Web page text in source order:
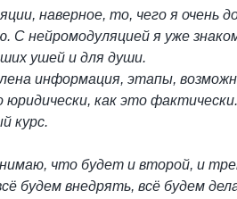
наверное, то, чего я очень
нейромодуляцией я уже
ушей и для души.
информация, этапы,
юридически, как это
курс.
что будет и второй, и
будем внедрять, всё будем